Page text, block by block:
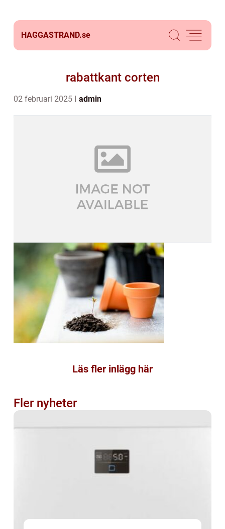
HAGGASTRAND.se
rabattkant corten
02 februari 2025 admin
Läs fler inlägg här
Fler nyheter